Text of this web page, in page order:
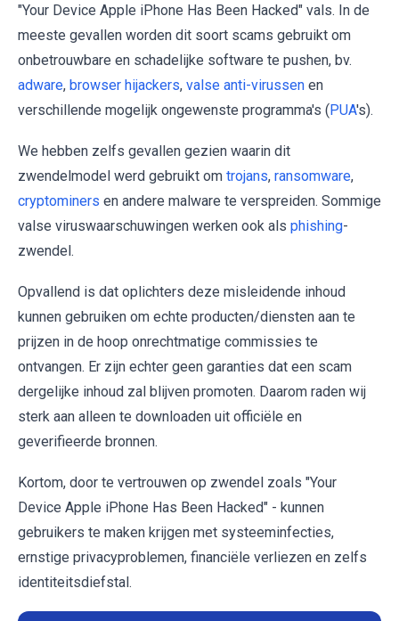
"Your Device Apple iPhone Has Been Hacked" vals. In de
meeste gevallen worden dit soort scams gebruikt om
onbetrouwbare en schadelijke software te pushen, bv.
adware, browser hijackers, valse anti-virussen en
verschillende mogelijk ongewenste programma's (PUA's).
We hebben zelfs gevallen gezien waarin dit
zwendelmodel werd gebruikt om trojans, ransomware,
cryptominers en andere malware te verspreiden. Sommige
valse viruswaarschuwingen werken ook als phishing-
zwendel.
Opvallend is dat oplichters deze misleidende inhoud
kunnen gebruiken om echte producten/diensten aan te
prijzen in de hoop onrechtmatige commissies te
ontvangen. Er zijn echter geen garanties dat een scam
dergelijke inhoud zal blijven promoten. Daarom raden wij
sterk aan alleen te downloaden uit officiële en
geverifieerde bronnen.
Kortom, door te vertrouwen op zwendel zoals "Your
Device Apple iPhone Has Been Hacked" - kunnen
gebruikers te maken krijgen met systeeminfecties,
ernstige privacyproblemen, financiële verliezen en zelfs
identiteitsdiefstal.